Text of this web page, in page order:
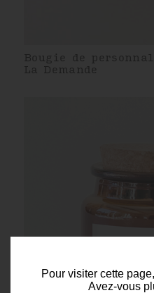
Bougie de
La Demande
Pour visiter cette
Avez-vous